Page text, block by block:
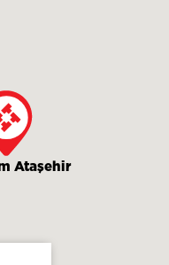
Ataşehir